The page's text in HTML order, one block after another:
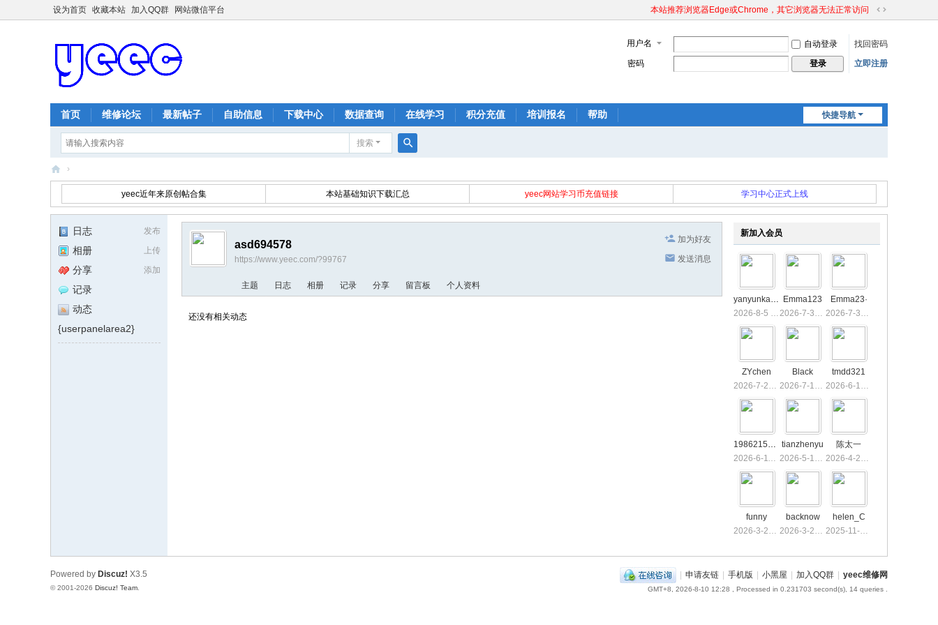
设为首页 收藏本站 加入QQ群 网站微信平台 本站推荐浏览器Edge或Chrome，其它浏览器无法正常访问
切
到
宽
用户名 自动登录
找回密码
密码
登录 立即注册
快捷导航
首页 维修论坛 最新帖子 自助信息 下载中心 数据查询 在线学习 积分充值 培训报名 帮助
搜索
索
ec
维
修
网
›
yeec近年来原创帖合集 本站基础知识下载汇总 yeec网站学习币充值链接 学习中心正式上线
发布
日志
上传
相册
添加
分享
记录
动态
{userpanelarea2}
新加入会员
yanyunkang
2026-8-5 12:58
Emma123
2026-7-31 15:10
Emma23·
2026-7-31 15:08
ZYchen
2026-7-27 18:06
Black
2026-7-14 16:18
tmdd321
2026-6-13 08:17
19862153536
2026-6-11 16:40
tianzhenyu
2026-5-14 10:35
陈太一
2026-4-22 09:06
funny
2026-3-23 11:53
backnow
2026-3-23 11:51
helen_C
2025-11-15 13:02
加为好友
发送消息
asd694578
https://www.yeec.com/?99767
主题 日志 相册 记录 分享 留言板 个人资料
还没有相关动态
| 申请友链 | 手机版 | 小黑屋 | 加入QQ群 | yeec维修网
GMT+8, 2026-8-10 12:28 , Processed in 0.231703 second(s), 14 queries .
Powered by Discuz! X3.5
© 2001-2026 Discuz! Team